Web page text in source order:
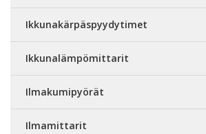
Ikkunakärpäspyydytimet
Ikkunalämpömittarit
Ilmakumipyörät
Ilmamittarit